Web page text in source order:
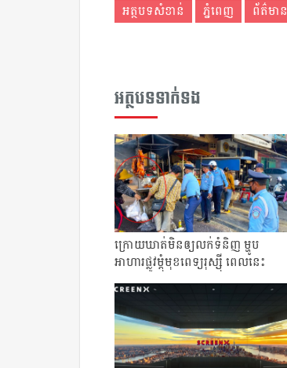
អត្ថបទសំខាន់ ភ្នំពេញ ព័ត៌មាន
អត្ថបទទាក់ទង
ក្រោយឃាត់មិនឲ្យលក់ទំនិញ ម្ហូប
អាហារផ្លូវម្ដុំមុខពេទ្យរុស្ស៊ី ពេលនេះ